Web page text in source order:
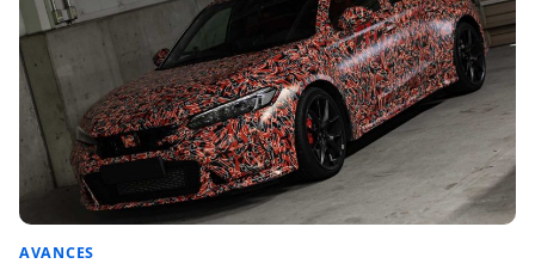
AVANCES